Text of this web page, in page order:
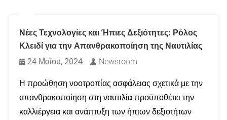
Νέες Τεχνολογίες και Ήπιες Δεξιότητες: Ρόλος
Κλειδί για την Απανθρακοποίηση της Ναυτιλίας
24 Μαΐου, 2024
Newsroom
Η προώθηση νοοτροπίας ασφάλειας σχετικά με την
απανθρακοποίηση στη ναυτιλία προϋποθέτει την
καλλιέργεια και ανάπτυξη των ήπιων δεξιοτήτων